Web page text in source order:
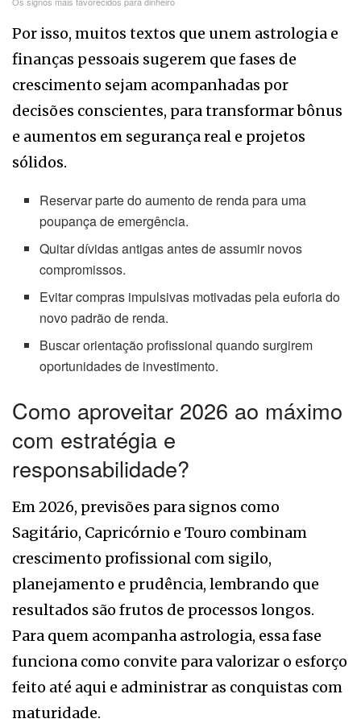
Por isso, muitos textos que unem astrologia e
finanças pessoais sugerem que fases de
crescimento sejam acompanhadas por
decisões conscientes, para transformar bônus
e aumentos em segurança real e projetos
sólidos.
Reservar parte do aumento de renda para uma
poupança de emergência.
Quitar dívidas antigas antes de assumir novos
compromissos.
Evitar compras impulsivas motivadas pela euforia do
novo padrão de renda.
Buscar orientação profissional quando surgirem
oportunidades de investimento.
Como aproveitar 2026 ao máximo
com estratégia e
responsabilidade?
Em 2026, previsões para signos como
Sagitário, Capricórnio e Touro combinam
crescimento profissional com sigilo,
planejamento e prudência, lembrando que
resultados são frutos de processos longos.
Para quem acompanha astrologia, essa fase
funciona como convite para valorizar o esforço
feito até aqui e administrar as conquistas com
maturidade.